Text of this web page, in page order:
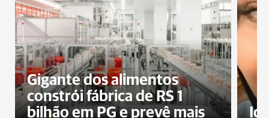
Gigante dos alimentos
constrói fábrica de RS 1
bilhão em PG e prevê mais